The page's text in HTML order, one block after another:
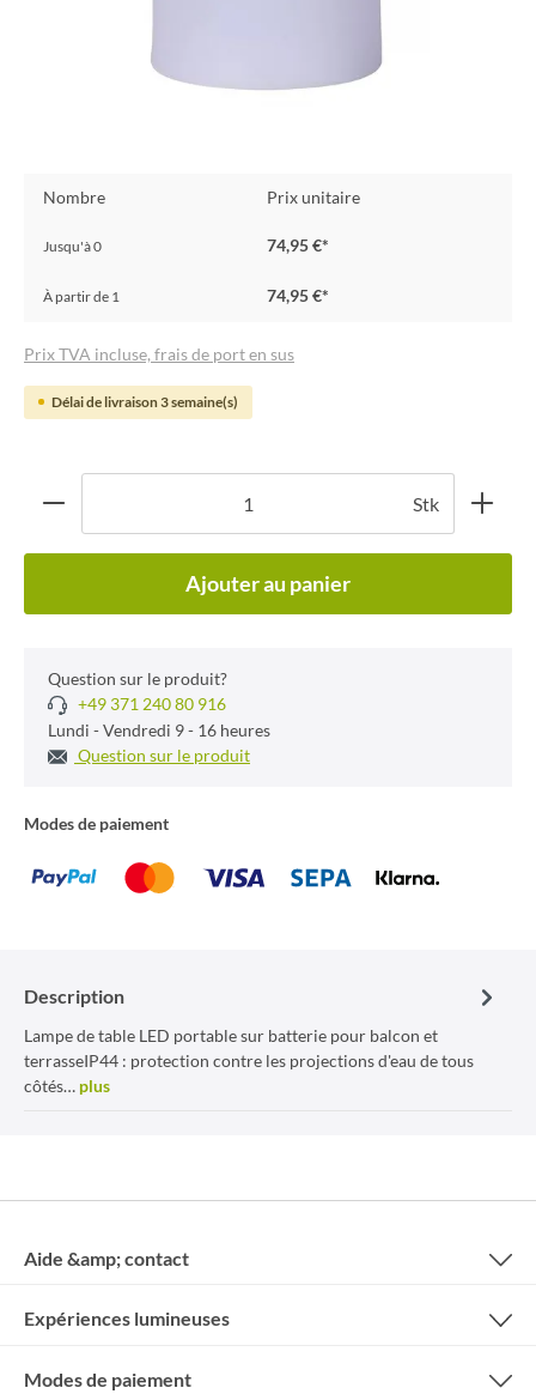
Nombre Prix unitaire
Jusqu'à0 74,95 €*
À partir de 1 74,95 €*
Prix TVA incluse, frais de port en sus
Délai de livraison 3 semaine(s)
Stk
Ajouter au panier
Question sur le produit?
+49 371 240 80 916
Lundi - Vendredi 9 - 16 heures
Question sur le produit
Modes de paiement
Description
Lampe de table LED portable sur batterie pour balcon et
terrasseIP44 : protection contre les projections d'eau de tous
côtés… plus
Aide &amp; contact
Expériences lumineuses
Modes de paiement